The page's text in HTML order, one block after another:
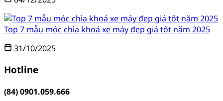
Top 7 mẫu móc chìa khoá xe máy đẹp giá tốt năm 2025
31/10/2025
Hotline
(84) 0901.059.666